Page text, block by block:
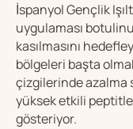
İspanyol Gençlik
uygulaması
kasılmasını
bölgeleri başta
çizgilerinde azalma
yüksek etkili
gösteriyor.